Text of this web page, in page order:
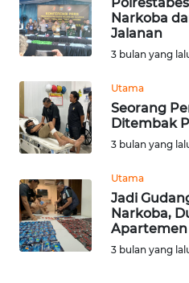
Narkoba
Jalanan
3 bulan yang
Utama
Seorang
Ditembak
3 bulan yang
Utama
Jadi
Narkoba,
3 bulan yang
PAPUA
WN
BARAT
WN
RIAU
WN
SERAMBI
WN